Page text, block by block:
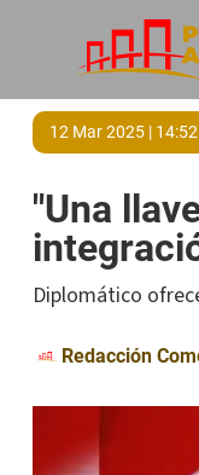
12 Mar 2025 |
"Una
Diplomático
Redacción